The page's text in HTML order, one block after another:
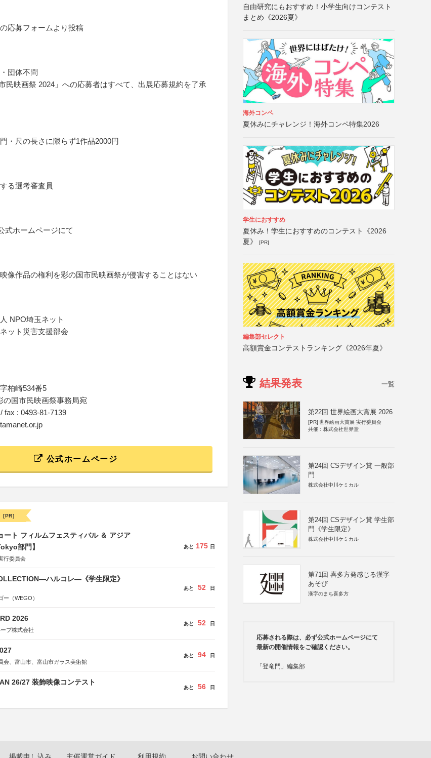
応募フォームより投稿
団体不問
民映画祭 2024」への応募者はすべて、出展応募規約を了承
・尺の長さに限らず1作品2000円
る選考審査員
式ホームページにて
像作品の権利を彩の国市民映画祭が侵害することはない
NPO埼玉ネット
ット災害支援部会
柏崎534番5
の国市民映画祭事務局宛
fax : 0493-81-7139
公式ホームページ
[PR]
ート フィルムフェスティバル ＆ アジア
部門】
行委員会
あと 175 日
ハルコレ―《学生限定》
ー（WEGO）
あと 52 日
2026
プ株式会社
あと 52 日
会、富山市、富山市ガラス美術館
あと 94 日
26/27 装飾映像コンテスト
あと 56 日
自由研究にもおすすめ！小学生向けコンテスト
まとめ《2026夏》
海外コンペ
夏休みにチャレンジ！海外コンペ特集2026
学生におすすめ
夏休み！学生におすすめのコンテスト《2026
夏》
[PR]
編集部セレクト
高額賞金コンテストランキング《2026年夏》
結果発表 一覧
第22回 世界絵画大賞展 2026
[PR] 世界絵画大賞展 実行委員会
共催：株式会社世界堂
第24回 CSデザイン賞 一般部
門
株式会社中川ケミカル
第24回 CSデザイン賞 学生部
門《学生限定》
株式会社中川ケミカル
第71回 喜多方発感じる漢字
あそび
漢字のまち喜多方
応募される際は、必ず公式ホームページにて
最新の開催情報をご確認ください。
「登竜門」編集部